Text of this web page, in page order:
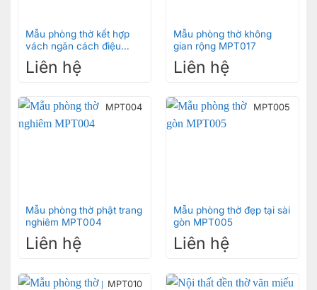
(CHẤT LIỆU GỖ GÕ ĐỎ) TỔNG GIÁ THÀNH CẢ BỘ
LÀ;
-vách hậu cao 2550mm rôngj 1470mm=3,6m2
-vách đình ngang 1470mm sâu 810mm =1,2m2
đồng
Mẫu phòng thờ kết hợp
vách ngăn cách điệu
MPT018
Liên hệ
Mẫu phòng thờ không
gian rộng MPT017
Liên hệ
MPT004
Mẫu phòng thờ phật trang
nghiêm MPT004
Liên hệ
MPT005
Mẫu phòng thờ đẹp tại sài
gòn MPT005
Liên hệ
MPT010